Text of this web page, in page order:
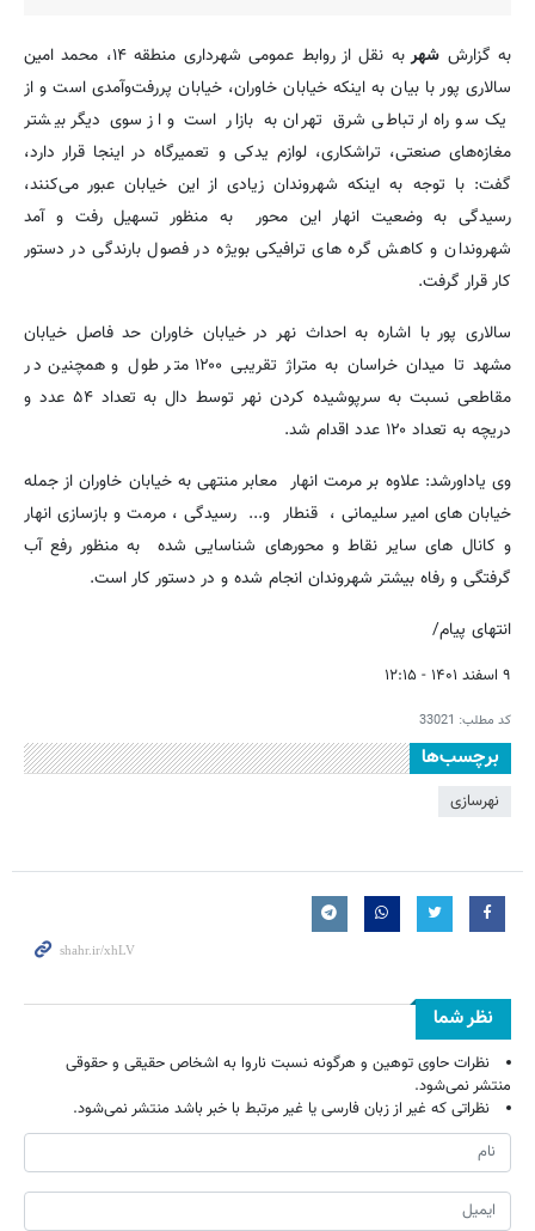
به گزارش شهر
به نقل از روابط عمومی شهرداری منطقه ۱۴، محمد امین
سالاری پور با بیان به اینکه خیابان خاوران، خیابان پررفت‌وآمدی است و از
یک سو راه ارتباطی شرق تهران به بازار است و از سوی دیگر بیشتر
مغازه‌های صنعتی، تراشکاری، لوازم یدکی و تعمیرگاه در اینجا قرار دارد،
گفت: با توجه به اینکه شهروندان زیادی از این خیابان عبور می‌کنند،
رسیدگی به وضعیت انهار این محور به منظور تسهیل رفت و آمد
شهروندان و کاهش گره های ترافیکی بویژه در فصول بارندگی در دستور
کار قرار گرفت.
سالاری پور با اشاره به احداث نهر در خیابان خاوران حد فاصل خیابان
مشهد تا میدان خراسان به متراژ تقریبی ۱۲۰۰ متر طول و همچنین در
مقاطعی نسبت به سرپوشیده کردن نهر توسط دال به تعداد ۵۴ عدد و
دریچه به تعداد ۱۲۰ عدد اقدام شد.
وی یاداورشد: علاوه بر مرمت انهار معابر منتهی به خیابان خاوران از جمله
خیابان های امیر سلیمانی ، قنطار و... رسیدگی ، مرمت و بازسازی انهار
و کانال های سایر نقاط و محورهای شناسایی شده به منظور رفع آب
گرفتگی و رفاه بیشتر شهروندان انجام شده و در دستور کار است.
انتهای پیام/
۹ اسفند ۱۴۰۱ - ۱۲:۱۵
کد مطلب: 33021
برچسب‌ها
نهرسازی
نظر شما
نظرات حاوی توهین و هرگونه نسبت ناروا به اشخاص حقیقی و حقوقی
منتشر نمی‌شود.
نظراتی که غیر از زبان فارسی یا غیر مرتبط با خبر باشد منتشر نمی‌شود.